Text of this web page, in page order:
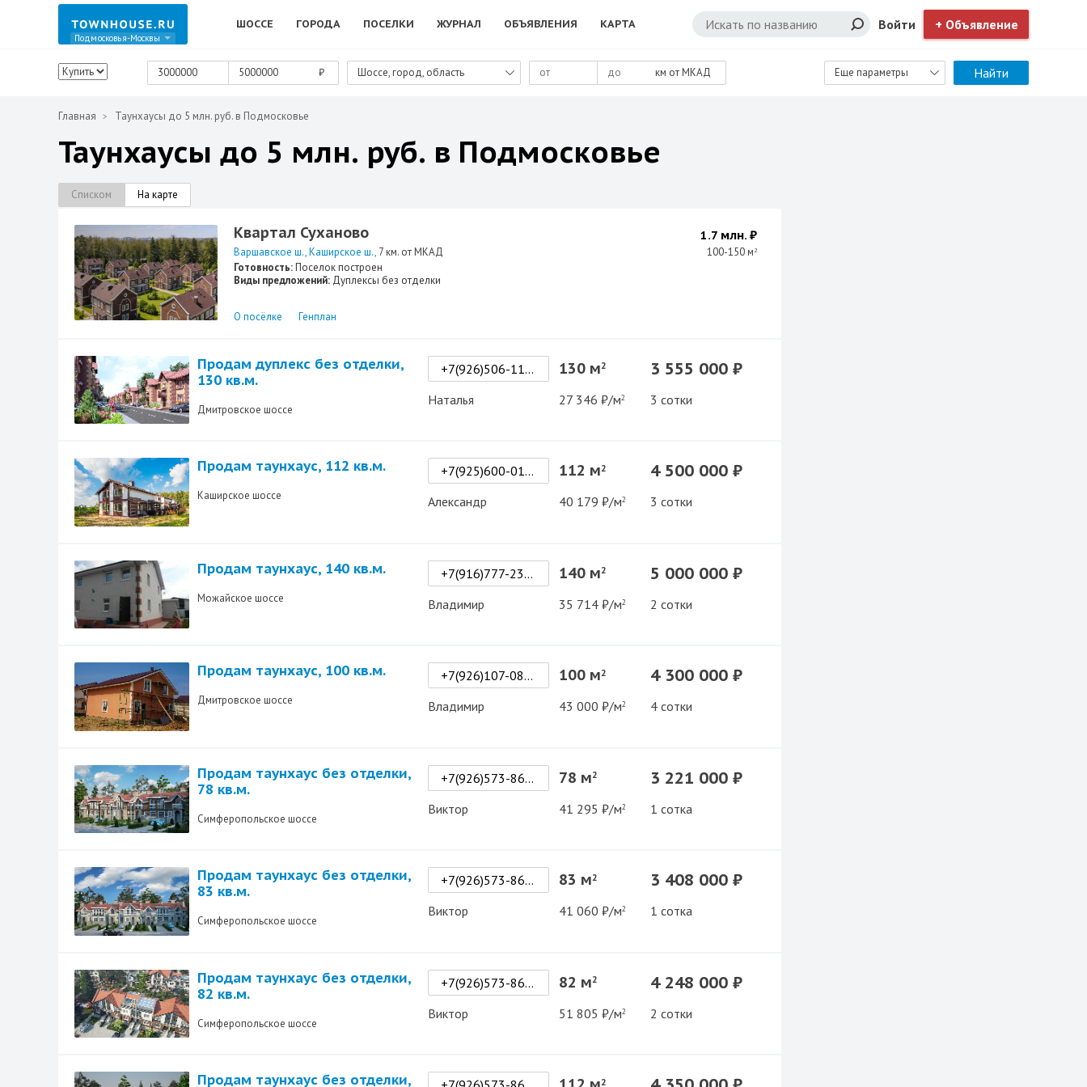
Подмосковья-Москвы
ШОССЕ ГОРОДА ПОСЕЛКИ ЖУРНАЛ ОБЪЯВЛЕНИЯ КАРТА Войти + Объявление
₽ Шоссе, город, область км от МКАД Еще параметры Найти
Главная Таунхаусы до 5 млн. руб. в Подмосковье
Таунхаусы до 5 млн. руб. в Подмосковье
Списком На карте
Квартал Суханово
Варшавское ш. Каширское ш. 7 км. от МКАД
1.7 млн. ₽
100-150 м 2
Готовность:Поселок построен
Виды предложений: Дуплексы без отделки
О посёлке Генплан
Продам дуплекс без отделки,
130 кв.м.
Дмитровское шоссе
+7(926)506-11-33
Наталья
130 м2
27 346 ₽/м2
3 555 000 ₽
3 сотки
Продам таунхаус, 112 кв.м.
Каширское шоссе
+7(925)600-01-60
Александр
112 м2
40 179 ₽/м2
4 500 000 ₽
3 сотки
Продам таунхаус, 140 кв.м.
Можайское шоссе
+7(916)777-23-32
Владимир
140 м2
35 714 ₽/м2
5 000 000 ₽
2 сотки
Продам таунхаус, 100 кв.м.
Дмитровское шоссе
+7(926)107-08-07
Владимир
100 м2
43 000 ₽/м2
4 300 000 ₽
4 сотки
Продам таунхаус без отделки,
78 кв.м.
Симферопольское шоссе
+7(926)573-86-42
Виктор
78 м2
41 295 ₽/м2
3 221 000 ₽
1 сотка
Продам таунхаус без отделки,
83 кв.м.
Симферопольское шоссе
+7(926)573-86-42
Виктор
83 м2
41 060 ₽/м2
3 408 000 ₽
1 сотка
Продам таунхаус без отделки,
82 кв.м.
Симферопольское шоссе
+7(926)573-86-42
Виктор
82 м2
51 805 ₽/м2
4 248 000 ₽
2 сотки
Продам таунхаус без отделки, 2